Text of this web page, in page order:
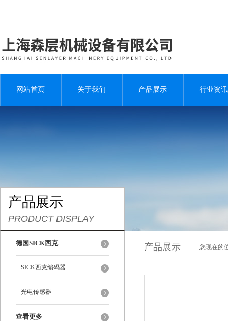
网站首页 关于我们 产品展示 行业资讯
产品展示
PRODUCT DISPLAY
德国SICK西克
SICK西克编码器
光电传感器
查看更多
产品展示 您现在的